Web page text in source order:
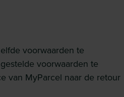
voorwaarden te
voorwaarden te
van MyParcel naar de retour